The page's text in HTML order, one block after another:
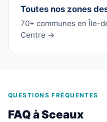
Toutes nos zones
70+ communes en Île-
Centre →
QUESTIONS FRÉQUENTES
FAQ à Sceaux